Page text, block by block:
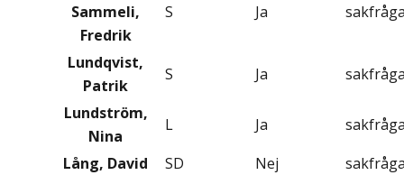
Sammeli,
Fredrik
S Ja
Lundqvist,
Patrik
S Ja
Lundström,
Nina
L Ja
Lång, David
SD Nej